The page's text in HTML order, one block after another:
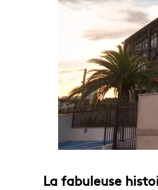
La fabuleuse